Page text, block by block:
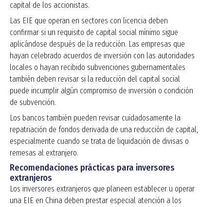
capital de los accionistas.
Las EIE que operan en sectores con licencia deben
confirmar si un requisito de capital social mínimo sigue
aplicándose después de la reducción. Las empresas que
hayan celebrado acuerdos de inversión con las autoridades
locales o hayan recibido subvenciones gubernamentales
también deben revisar si la reducción del capital social
puede incumplir algún compromiso de inversión o condición
de subvención.
Los bancos también pueden revisar cuidadosamente la
repatriación de fondos derivada de una reducción de capital,
especialmente cuando se trata de liquidación de divisas o
remesas al extranjero.
Recomendaciones prácticas para inversores
extranjeros
Los inversores extranjeros que planeen establecer u operar
una EIE en China deben prestar especial atención a los